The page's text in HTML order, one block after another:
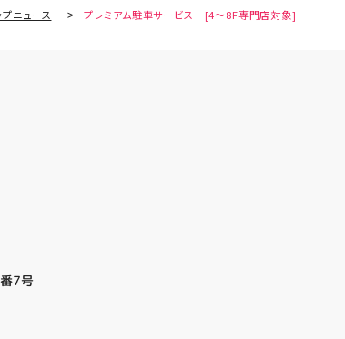
プニュース プレミアム駐車サービス [4～8F専門店対象]
7号